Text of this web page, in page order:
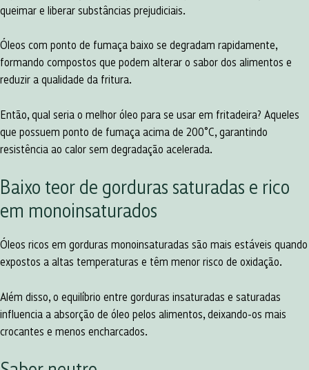
queimar e liberar substâncias prejudiciais.
Óleos com ponto de fumaça baixo se degradam rapidamente,
formando compostos que podem alterar o sabor dos alimentos e
reduzir a qualidade da fritura.
Então, qual seria o melhor óleo para se usar em fritadeira? Aqueles
que possuem ponto de fumaça acima de 200°C, garantindo
resistência ao calor sem degradação acelerada.
Baixo teor de gorduras saturadas e rico
em monoinsaturados
Óleos ricos em gorduras monoinsaturadas são mais estáveis quando
expostos a altas temperaturas e têm menor risco de oxidação.
Além disso, o equilíbrio entre gorduras insaturadas e saturadas
influencia a absorção de óleo pelos alimentos, deixando-os mais
crocantes e menos encharcados.